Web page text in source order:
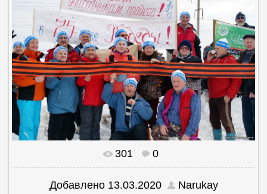
301 0
Добавлено13.03.2020 Narukay